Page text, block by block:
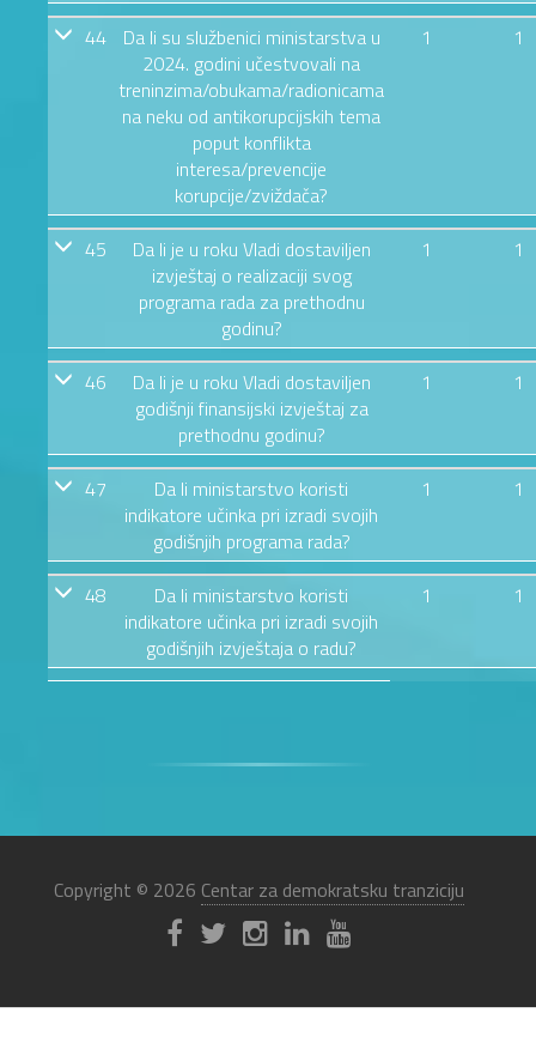
44
Da li su službenici ministarstva u
2024. godini učestvovali na
treninzima/obukama/radionicama
na neku od antikorupcijskih tema
poput konflikta
interesa/prevencije
korupcije/zviždača?
1 1
45
Da li je u roku Vladi dostaviljen
izvještaj o realizaciji svog
programa rada za prethodnu
godinu?
1 1
46
Da li je u roku Vladi dostaviljen
godišnji finansijski izvještaj za
prethodnu godinu?
1 1
47
Da li ministarstvo koristi
indikatore učinka pri izradi svojih
godišnjih programa rada?
1 1
48
Da li ministarstvo koristi
indikatore učinka pri izradi svojih
godišnjih izvještaja o radu?
1 1
Copyright © 2026 Centar za demokratsku tranziciju